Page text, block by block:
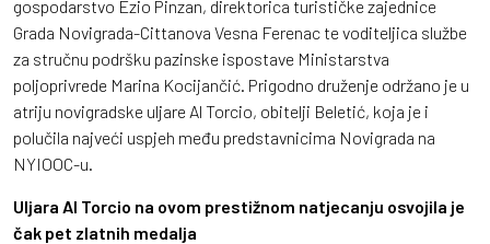
gospodarstvo Ezio Pinzan, direktorica turističke zajednice
Grada Novigrada-Cittanova Vesna Ferenac te voditeljica službe
za stručnu podršku pazinske ispostave Ministarstva
poljoprivrede Marina Kocijančić. Prigodno druženje održano je u
atriju novigradske uljare Al Torcio, obitelji Beletić, koja je i
polučila najveći uspjeh među predstavnicima Novigrada na
NYIOOC-u.
Uljara Al Torcio na ovom prestižnom natjecanju osvojila je
čak pet zlatnih medalja